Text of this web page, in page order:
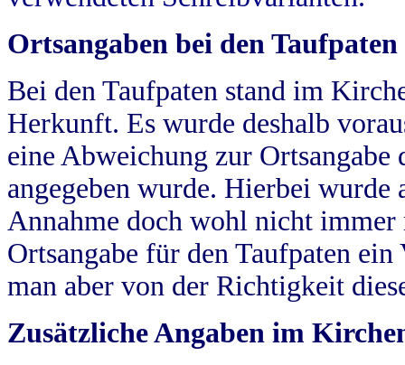
Ortsangaben bei den Taufpaten
Bei den Taufpaten stand im
Herkunft. Es wurde deshalb
eine Abweichung zur
angegeben wurde. Hierbei wurde
Annahme doch wohl nicht
Ortsangabe für den Taufpaten
man aber von der Richtigkeit
Zusätzliche Angaben im